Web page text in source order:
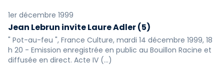
2011
2008 2007 2006
2005 2004
1er décembre 1999
Jean Lebrun invite Laure Adler (5)
" Pot-au-feu ", France Culture, mardi 14 décembre 1999, 18
h 20 - Emission enregistrée en public au Bouillon Racine et
diffusée en direct. Acte IV (…)